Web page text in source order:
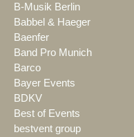
B-Musik Berlin
Babbel & Haeger
Baenfer
Band Pro Munich
Barco
Bayer Events
BDKV
Best of Events
bestvent group